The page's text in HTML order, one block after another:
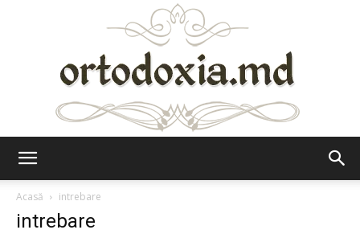
Acasă
intrebare
intrebare